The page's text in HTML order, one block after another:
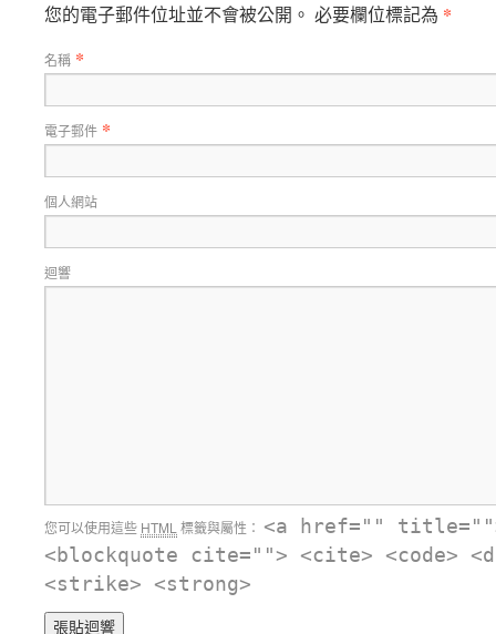
您的電子郵件位址並不會被公開。 必要欄位標記為 *
名稱 *
電子郵件 *
個人網站
迴響
您可以使用這些 HTML 標籤與屬性： <a href=""
<blockquote cite=""> <cite> <code>
<strike> <strong>